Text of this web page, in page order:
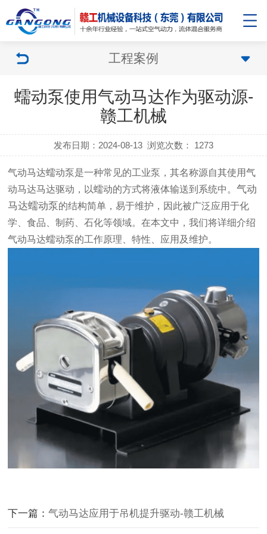
工程案例
蠕动泵使用气动马达作为驱动源-
赣工机械
发布日期：2024-08-13 浏览次数： 1273
气动马达蠕动泵是一种常见的工业泵，其名称源自其使用气
动马达马达驱动，以蠕动的方式将液体输送到系统中。气动
马达蠕动泵的结构简单，易于维护，因此被广泛应用于化
学、食品、制药、石化等领域。在本文中，我们将详细介绍
气动马达蠕动泵的工作原理、特性、应用及维护。
下一篇：气动马达应用于吊机提升驱动-赣工机械